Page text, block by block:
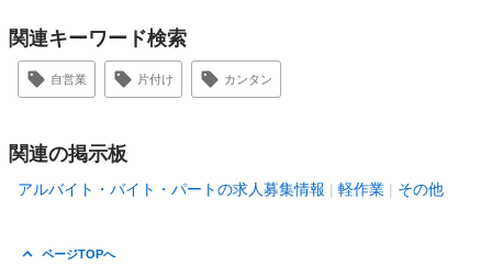
関連キーワード検索
自営業 片付け カンタン
関連の掲示板
アルバイト・バイト・パートの求人募集情報 軽作業 その他
ページTOPへ